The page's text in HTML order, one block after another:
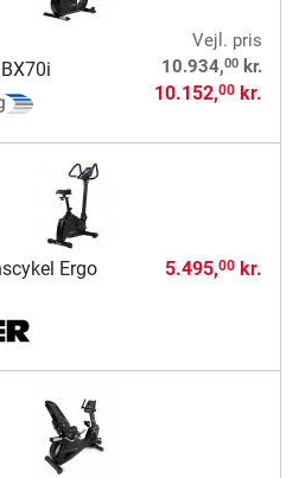
Vejl. pris
10.934,00kr.
10.152,00kr.
Ergo
5.495,00kr.